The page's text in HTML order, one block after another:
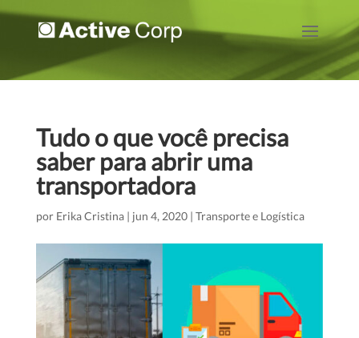
Tudo o que você precisa
saber para abrir uma
transportadora
por Erika Cristina| jun 4, 2020| Transporte e Logística